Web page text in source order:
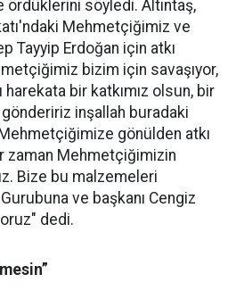
ördüklerini söyledi. Altıntaş,
Mehmetçiğimiz ve
Tayyip Erdoğan için atkı
bizim için savaşıyor,
bir katkımız olsun, bir
inşallah buradaki
gönülden atkı
zaman Mehmetçiğimizin
Bize bu malzemeleri
ve başkanı Cengiz
dedi.